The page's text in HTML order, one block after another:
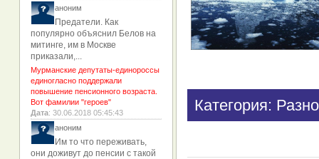
Категория:
аноним
Предатели. Как
популярно объяснил Белов на
митинге, им в Москве
приказали,...
Мурманские депутаты-единороссы
единогласно поддержали
повышение пенсионного возраста.
Вот фамилии "героев"
Дата: 30.06.2018 05:45:43
аноним
Им то что переживать,
они доживут до пенсии с такой